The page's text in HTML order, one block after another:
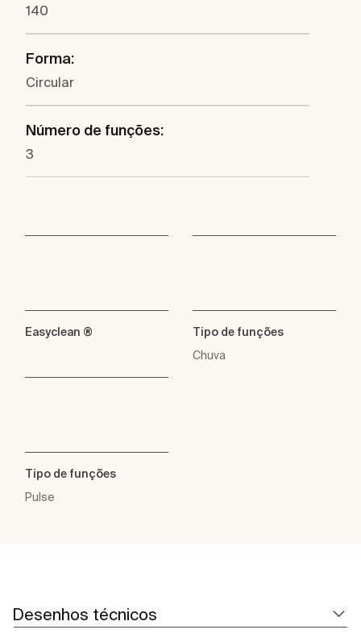
140
Forma:
Circular
Número de funções:
3
Easyclean ®
Tipo de funções
Chuva
Tipo de funções
Pulse
Desenhos técnicos